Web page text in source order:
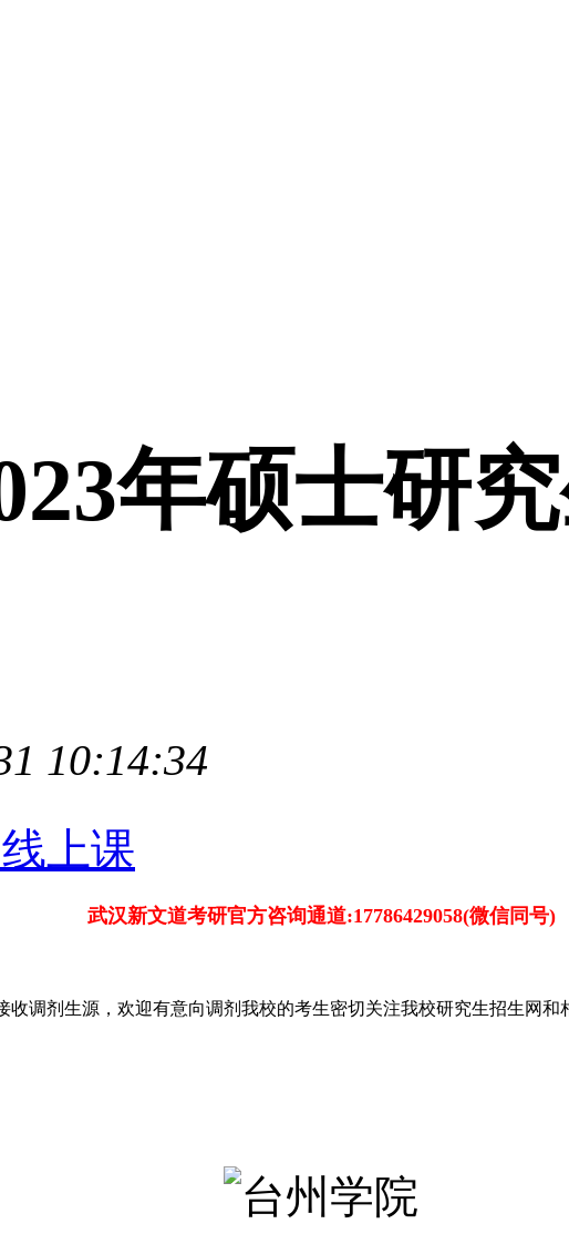
年硕士研
10:14:34
武汉新文道考研官方咨询通道:17786429058(微信同号)
剂生源，欢迎有意向调剂我校的考生密切关注我校研究生招生网和